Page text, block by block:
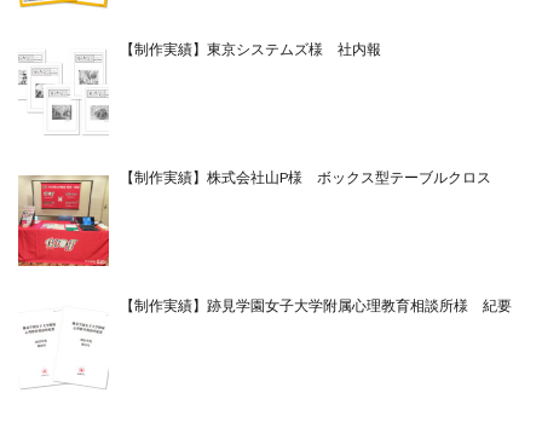
【制作実績】東京システムズ様 社内報
【制作実績】株式会社山P様 ボックス型テーブルクロス
【制作実績】跡見学園女子大学附属心理教育相談所様 紀要